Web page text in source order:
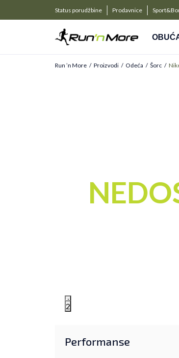
Status porudžbine Prodavnice
PLAĆANJE NA RATE
Kreditnim karticama BANCA
Run ’n More Proizvodi Odeća Šorc
1
2
Performanse